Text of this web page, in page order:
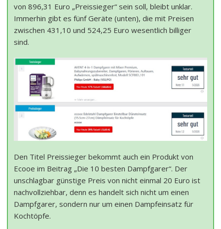
von 896,31 Euro „Preissieger“ sein soll, bleibt unklar.
Immerhin gibt es fünf Geräte (unten), die mit Preisen
zwischen 431,10 und 524,25 Euro wesentlich billiger
sind.
Den Titel Preissieger bekommt auch ein Produkt von
Ecooe im Beitrag „Die 10 besten Dampfgarer“. Der
unschlagbar günstige Preis von nicht einmal 20 Euro ist
nachvollziehbar, denn es handelt sich nicht um einen
Dampfgarer, sondern nur um einen Dampfeinsatz für
Kochtöpfe.